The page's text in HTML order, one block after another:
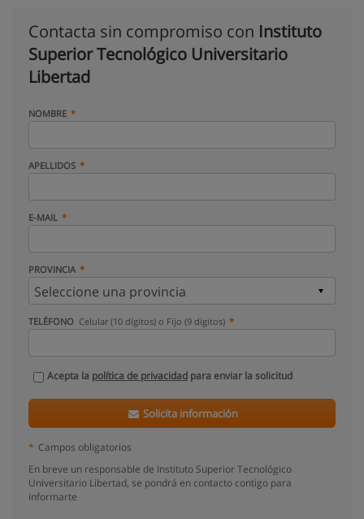
Contacta sin compromiso con Instituto
Superior Tecnológico Universitario
Libertad
NOMBRE
APELLIDOS
E-MAIL
PROVINCIA
TELÉFONO Celular (10 dígitos) o Fijo (9 dígitos)
Acepta la política de privacidad para enviar la solicitud
Solicita información
* Campos obligatorios
En breve un responsable de Instituto Superior Tecnológico
Universitario Libertad, se pondrá en contacto contigo para
informarte